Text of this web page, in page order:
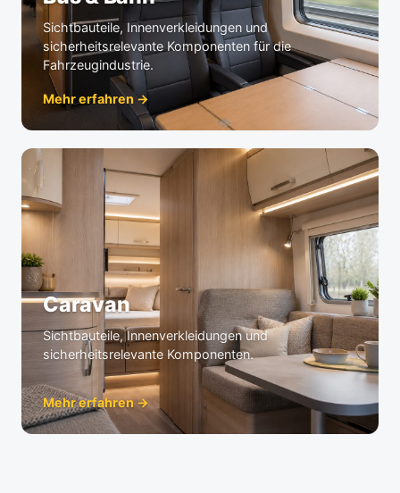
Sichtbauteile, Innenverkleidungen und
sicherheitsrelevante Komponenten für die
Fahrzeugindustrie.
Mehr erfahren →
Caravan
Sichtbauteile, Innenverkleidungen und
sicherheitsrelevante Komponenten.
Mehr erfahren →